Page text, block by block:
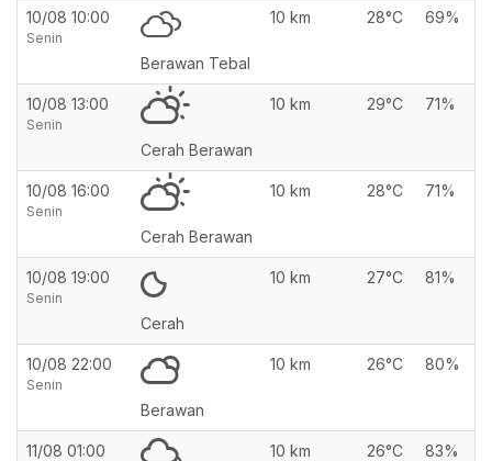
10/08 10:00
Senin
Berawan Tebal
10 km 28°C 69%
10/08 13:00
Senin
Cerah Berawan
10 km 29°C 71%
10/08 16:00
Senin
Cerah Berawan
10 km 28°C 71%
10/08 19:00
Senin
Cerah
10 km 27°C 81%
10/08 22:00
Senin
Berawan
10 km 26°C 80%
11/08 01:00 10 km 26°C 83%